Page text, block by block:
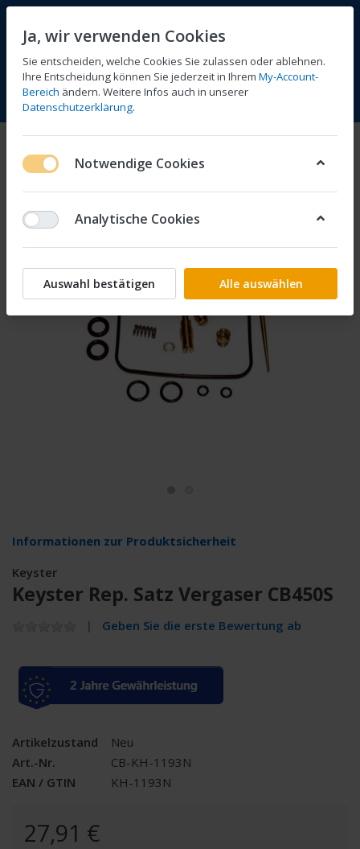
Menü Anmelden Vergleichen Wunschliste
Informationen zur Produktsicherheit
Keyster
Keyster Rep. Satz Vergaser CB450S
Geben Sie die erste Bewertung ab
Artikelzustand
Neu
Art.-Nr.
CB-KH-1193N
EAN / GTIN
KH-1193N
27,91 €
Ja, wir verwenden Cookies
Sie entscheiden, welche Cookies Sie zulassen oder ablehnen.
Ihre Entscheidung können Sie jederzeit in Ihrem My-Account-
Bereich ändern. Weitere Infos auch in unserer
Datenschutzerklärung.
Notwendige Cookies
Analytische Cookies
Auswahl bestätigen Alle auswählen